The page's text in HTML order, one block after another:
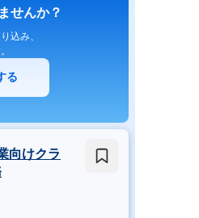
せんか？
込み、
る
向けクラ